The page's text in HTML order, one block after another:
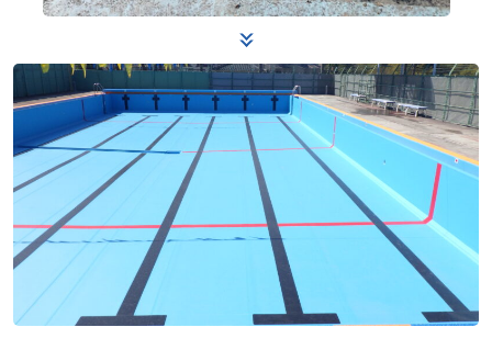
お問い合わせ
プライバシーポリシー
アクセス
045-571-0505
受付：9：00 ～ 17：00
月～金曜日（※祝祭日を除く）